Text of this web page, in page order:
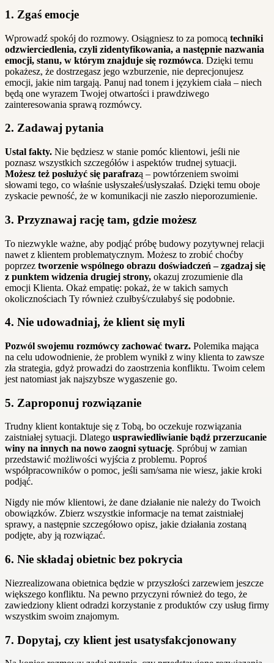
1. Zgaś emocje
Wprowadź spokój do rozmowy. Osiągniesz to za pomocą techniki
odzwierciedlenia, czyli zidentyfikowania, a następnie nazwania
emocji, stanu, w którym znajduje się rozmówca. Dzięki temu
pokażesz, że dostrzegasz jego wzburzenie, nie deprecjonujesz
emocji, jakie nim targają. Panuj nad tonem i językiem ciała – niech
będą one wyrazem Twojej otwartości i prawdziwego
zainteresowania sprawą rozmówcy.
2. Zadawaj pytania
Ustal fakty. Nie będziesz w stanie pomóc klientowi, jeśli nie
poznasz wszystkich szczegółów i aspektów trudnej sytuacji.
Możesz też posłużyć się parafrazą – powtórzeniem swoimi
słowami tego, co właśnie usłyszałeś/usłyszałaś. Dzięki temu oboje
zyskacie pewność, że w komunikacji nie zaszło nieporozumienie.
3. Przyznawaj rację tam, gdzie możesz
To niezwykle ważne, aby podjąć próbę budowy pozytywnej relacji
nawet z klientem problematycznym. Możesz to zrobić choćby
poprzez tworzenie wspólnego obrazu doświadczeń – zgadzaj się
z punktem widzenia drugiej strony, okazuj zrozumienie dla
emocji Klienta. Okaż empatię: pokaż, że w takich samych
okolicznościach Ty również czułbyś/czułabyś się podobnie.
4. Nie udowadniaj, że klient się myli
Pozwól swojemu rozmówcy zachować twarz. Polemika mająca
na celu udowodnienie, że problem wynikł z winy klienta to zawsze
zła strategia, gdyż prowadzi do zaostrzenia konfliktu. Twoim celem
jest natomiast jak najszybsze wygaszenie go.
5. Zaproponuj rozwiązanie
Trudny klient kontaktuje się z Tobą, bo oczekuje rozwiązania
zaistniałej sytuacji. Dlatego usprawiedliwianie bądź przerzucanie
winy na innych na nowo zaogni sytuację. Spróbuj w zamian
przedstawić możliwości wyjścia z problemu. Poproś
współpracowników o pomoc, jeśli sam/sama nie wiesz, jakie kroki
podjąć.
Nigdy nie mów klientowi, że dane działanie nie należy do Twoich
obowiązków. Zbierz wszystkie informacje na temat zaistniałej
sprawy, a następnie szczegółowo opisz, jakie działania zostaną
podjęte, aby ją rozwiązać.
6. Nie składaj obietnic bez pokrycia
Niezrealizowana obietnica będzie w przyszłości zarzewiem jeszcze
większego konfliktu. Na pewno przyczyni również do tego, że
zawiedziony klient odradzi korzystanie z produktów czy usług firmy
wszystkim swoim znajomym.
7. Dopytaj, czy klient jest usatysfakcjonowany